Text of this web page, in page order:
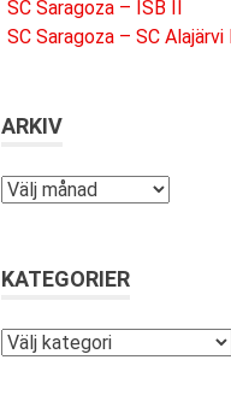
SC Saragoza – ISB II
SC Saragoza – SC Alajärvi II
ARKIV
Arkiv
KATEGORIER
Kategorier